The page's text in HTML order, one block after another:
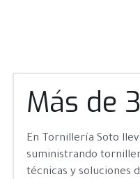
Más de
En Tornillería Soto
suministrando
técnicas y soluciones